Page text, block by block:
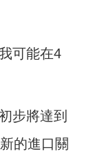
可能在4
步將達到
的進口關